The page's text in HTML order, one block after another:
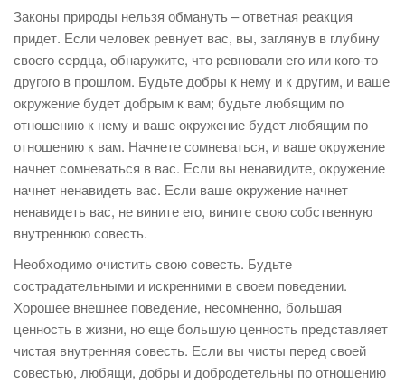
Законы природы нельзя обмануть – ответная реакция
придет. Если человек ревнует вас, вы, заглянув в глубину
своего сердца, обнаружите, что ревновали его или кого-то
другого в прошлом. Будьте добры к нему и к другим, и ваше
окружение будет добрым к вам; будьте любящим по
отношению к нему и ваше окружение будет любящим по
отношению к вам. Начнете сомневаться, и ваше окружение
начнет сомневаться в вас. Если вы ненавидите, окружение
начнет ненавидеть вас. Если ваше окружение начнет
ненавидеть вас, не вините его, вините свою собственную
внутреннюю совесть.
Необходимо очистить свою совесть. Будьте
сострадательными и искренними в своем поведении.
Хорошее внешнее поведение, несомненно, большая
ценность в жизни, но еще большую ценность представляет
чистая внутренняя совесть. Если вы чисты перед своей
совестью, любящи, добры и добродетельны по отношению